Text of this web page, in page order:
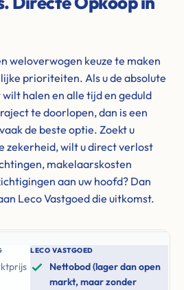
weloverwogen keuze te maken
prioriteiten. Als u de absolute
halen en alle tijd en geduld
te doorlopen, dan is een
de beste optie. Zoekt u
zekerheid, wilt u direct verlost
makelaarskosten
aan uw hoofd? Dan
Leco Vastgoed die uitkomst.
LECO VASTGOED
Nettobod (lager dan open
markt, maar zonder